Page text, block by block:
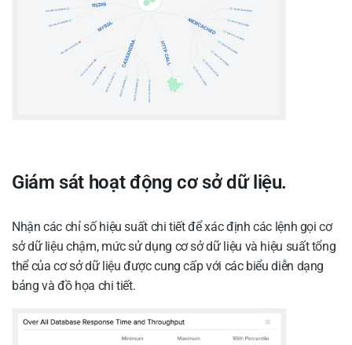
Giám sát hoạt động cơ sở dữ liệu.
Nhận các chỉ số hiệu suất chi tiết để xác định các lệnh gọi cơ
sở dữ liệu chậm, mức sử dụng cơ sở dữ liệu và hiệu suất tổng
thể của cơ sở dữ liệu được cung cấp với các biểu diễn dạng
bảng và đồ họa chi tiết.